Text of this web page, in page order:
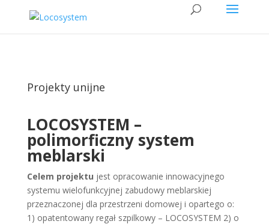
Projekty unijne
LOCOSYSTEM –
polimorficzny system
meblarski
Celem projektu jest opracowanie innowacyjnego
systemu wielofunkcyjnej zabudowy meblarskiej
przeznaczonej dla przestrzeni domowej i opartego o:
1) opatentowany regał szpilkowy – LOCOSYSTEM 2) o